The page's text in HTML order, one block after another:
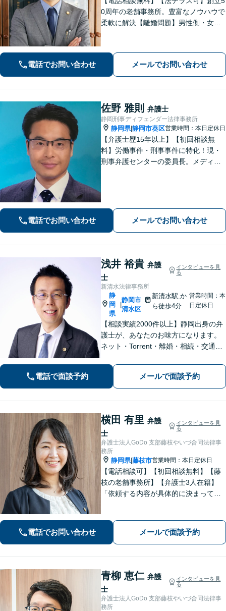
0周年の老舗事務所。豊富なノウハウで
柔軟に解決【離婚問題】男性側・女性
対応【借金・債務整理】個人・法人と
もに相談可【静岡駅10分】
電話でお問い合わせ メールでお問い合わせ
佐野 雅則 弁護士
静岡刑事ディフェンダー法律事務所
静岡県|静岡市葵区営業時間：本日定休日
【弁護士歴15年以上】【初回相談無
料】労働事件・刑事事件に特化！現・
刑事弁護センターの委員長。メディア
電話でお問い合わせ メールでお問い合わせ
浅井 裕貴 弁護
士
インタビューを見
る
新清水法律事務所
静
岡
県
|
静岡市
清水区
新清水駅か
ら徒歩4分
営業時間：本
日定休日
【相談実績2000件以上】静岡出身の弁
護士が、あなたのお味方になります。
ネット・Torrent・離婚・相続・交通事
談ください。初回電話10分無料。全国
対応。親身なサポートをいたします。
【新清水駅5分】
電話で面談予約 メールで面談予約
横田 有里 弁護
士
インタビューを見
る
弁護士法人GoDo 支部藤枝やいづ合同法律事
務所
静岡県|藤枝市営業時間：本日定休日
【電話相談可】【初回相談無料】【藤
枝の老舗事務所】【弁護士3人在籍】
「依頼する内容が具体的に決まってい
い。相続遺言、離婚問題、交通事故、
借金問題、債権回収など【夜間休日応
電話でお問い合わせ メールで面談予約
青柳 恵仁 弁護
士
インタビューを見
る
弁護士法人GoDo 支部藤枝やいづ合同法律事
務所